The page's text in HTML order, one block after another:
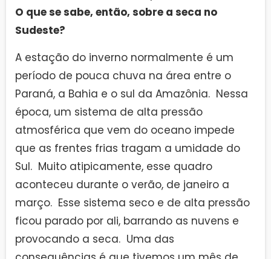
O que se sabe, então, sobre a seca no
Sudeste?
A estação do inverno normalmente é um
período de pouca chuva na área entre o
Paraná, a Bahia e o sul da Amazônia. Nessa
época, um sistema de alta pressão
atmosférica que vem do oceano impede
que as frentes frias tragam a umidade do
Sul. Muito atipicamente, esse quadro
aconteceu durante o verão, de janeiro a
março. Esse sistema seco e de alta pressão
ficou parado por ali, barrando as nuvens e
provocando a seca. Uma das